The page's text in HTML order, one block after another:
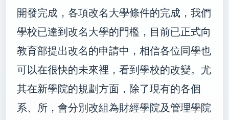
開發完成，各項改名大學條件的完成，我們
學校已達到改名大學的門檻，目前已正式向
教育部提出改名的申請中，相信各位同學也
可以在很快的未來裡，看到學校的改變。尤
其在新學院的規劃方面，除了現有的各個
系、所，會分別改組為財經學院及管理學院